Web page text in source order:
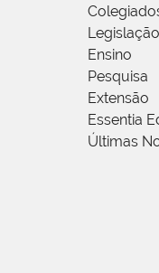
Legislação
Ensino
Pesquisa
Extensão
Essentia
Últimas